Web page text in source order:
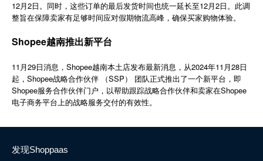
12月2日。同时，这些订单的最后发货时间也统一延长至12月2日。此调
整旨在保障卖家有足够时间应对假期物流高峰，确保买家购物体验。
Shopee越南推出新平台
11月29日消息，Shopee越南本土店发布最新消息，从2024年11月28日
起，Shopee战略合作伙伴 （SSP） 团队正式推出了一个新平台，即
Shopee服务合作伙伴门户，以帮助跟踪战略合作伙伴和卖家在Shopee
电子商务平台上的战略服务交付的有效性。
发现Shoppaas